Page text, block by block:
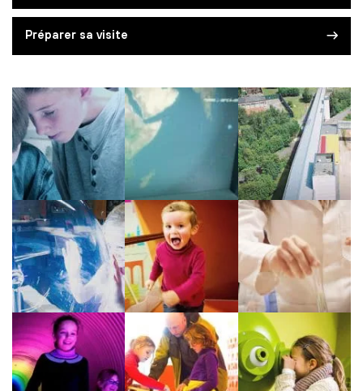
Préparer sa visite